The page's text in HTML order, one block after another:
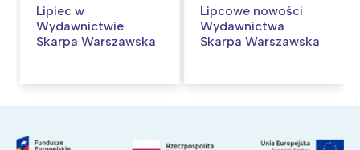
Lipiec w
Wydawnictwie
Skarpa Warszawska
Lipcowe nowości
Wydawnictwa
Skarpa Warszawska